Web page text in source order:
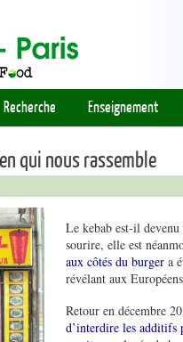
Recherche Enseignement
qui nous rassemble
Le kebab est-il
sourire, elle est
aux côtés du burger a
révélant aux
Retour en décembre
d’interdire les additifs